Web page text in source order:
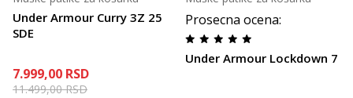
Under Armour Curry 3Z 25
SDE
7.999,00 RSD
11.499,00RSD
Prosecna ocena:
Under Armour Lockdown 7